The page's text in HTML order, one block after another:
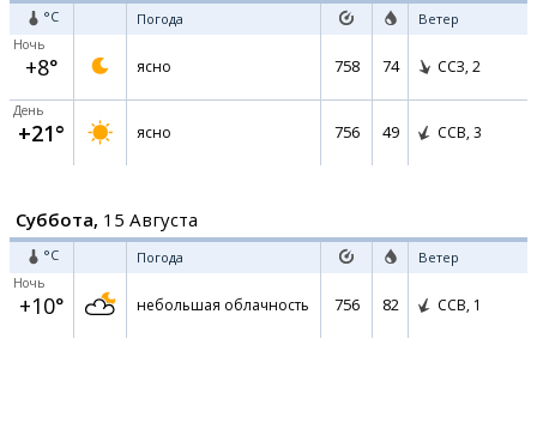
°C Погода Ветер
Ночь
+8° ясно 758 74 ССЗ, 2
День
+21° ясно 756 49 ССВ, 3
Суббота, 15 Августа
°C Погода Ветер
Ночь
+10° небольшая облачность 756 82 ССВ, 1